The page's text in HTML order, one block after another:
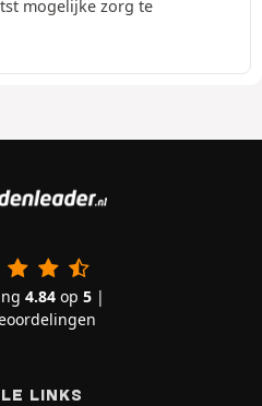
mogelijke zorg te
4.84op 5|
LINKS